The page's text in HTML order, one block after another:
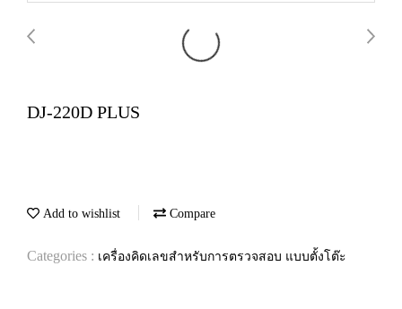
DJ-220D PLUS
Add to wishlist Compare
Categories : เครื่องคิดเลขสำหรับการตรวจสอบ แบบตั้งโต๊ะ